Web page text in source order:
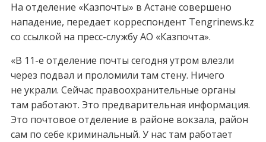
На отделение «Казпочты» в Астане совершено
нападение, передает корреспондент Tengrinews.kz
со ссылкой на пресс-службу АО «Казпочта».
«В 11-е отделение почты сегодня утром влезли
через подвал и проломили там стену. Ничего
не украли. Сейчас правоохранительные органы
там работают. Это предварительная информация.
Это почтовое отделение в районе вокзала, район
сам по себе криминальный. У нас там работает